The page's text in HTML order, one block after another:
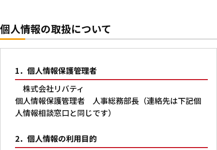
個人情報の取扱について
1．個人情報保護管理者
株式会社リバティ
個人情報保護管理者 人事総務部長（連絡先は下記個
人情報相談窓口と同じです）
2．個人情報の利用目的